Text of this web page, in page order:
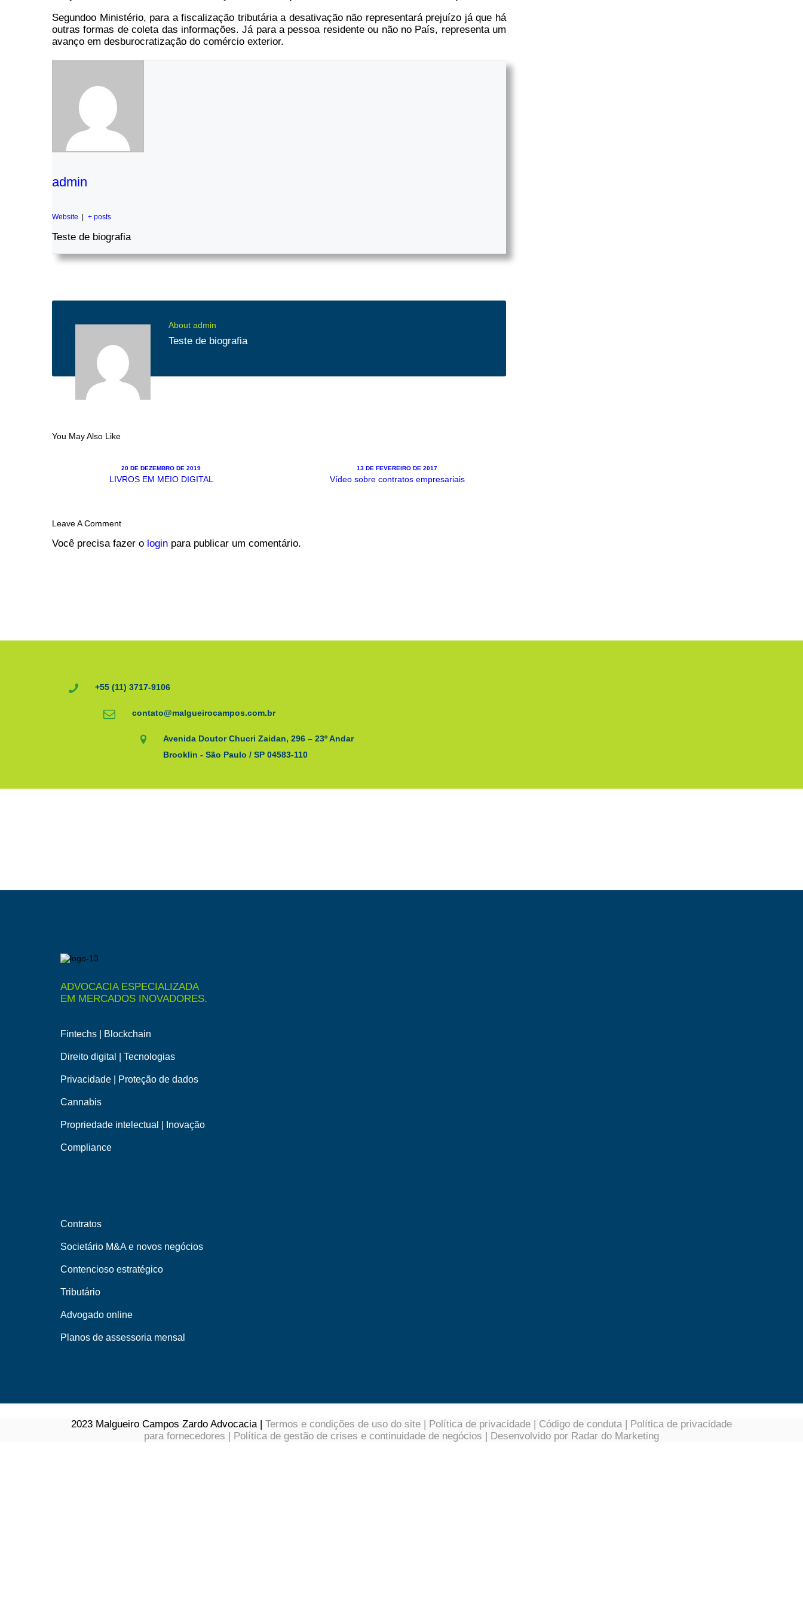
Segundoo Ministério, para a fiscalização tributária a desativação não representará prejuízo já que há
outras formas de coleta das informações. Já para a pessoa residente ou não no País, representa um
avanço em desburocratização do comércio exterior.
admin
Website + posts
Teste de biografia
About admin
Teste de biografia
You May Also Like
20 DE DEZEMBRO DE 2019
LIVROS EM MEIO DIGITAL
13 DE FEVEREIRO DE 2017
Vídeo sobre contratos empresariais
Leave A Comment
Você precisa fazer o login para publicar um comentário.
+55 (11) 3717-9106
contato@malgueirocampos.com.br
Avenida Doutor Chucri Zaidan, 296 – 23º Andar
Brooklin - São Paulo / SP 04583-110
ADVOCACIA ESPECIALIZADA
EM MERCADOS INOVADORES.
Fintechs | Blockchain
Direito digital | Tecnologias
Privacidade | Proteção de dados
Cannabis
Propriedade intelectual | Inovação
Compliance
Contratos
Societário M&A e novos negócios
Contencioso estratégico
Tributário
Advogado online
Planos de assessoria mensal
2023 Malgueiro Campos Zardo Advocacia | Termos e condições de uso do site| Política de privacidade| Código de conduta| Política de privacidade
para fornecedores | Política de gestão de crises e continuidade de negócios | Desenvolvido por Radar do Marketing